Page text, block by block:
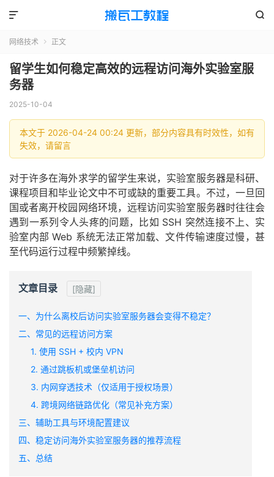


网络技术  正文
留学生如何稳定高效的远程访问海外实验室服
务器
2025-10-04
本文于 2026-04-24 00:24 更新，部分内容具有时效性，如有
失效，请留言
对于许多在海外求学的留学生来说，实验室服务器是科研、
课程项目和毕业论文中不可或缺的重要工具。不过，一旦回
国或者离开校园网络环境，远程访问实验室服务器时往往会
遇到一系列令人头疼的问题，比如 SSH 突然连接不上、实
验室内部 Web 系统无法正常加载、文件传输速度过慢，甚
至代码运行过程中频繁掉线。
文章目录 [隐藏]
一、为什么离校后访问实验室服务器会变得不稳定？
二、常见的远程访问方案
1. 使用 SSH + 校内 VPN
2. 通过跳板机或堡垒机访问
3. 内网穿透技术（仅适用于授权场景）
4. 跨境网络链路优化（常见补充方案）
三、辅助工具与环境配置建议
四、稳定访问海外实验室服务器的推荐流程
五、总结